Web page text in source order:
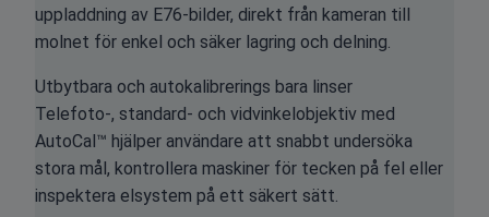
uppladdning av E76-bilder, direkt från kameran till
molnet för enkel och säker lagring och delning.
Utbytbara och autokalibrerings bara linser
Telefoto-, standard- och vidvinkelobjektiv med
AutoCal™ hjälper användare att snabbt undersöka
stora mål, kontrollera maskiner för tecken på fel eller
inspektera elsystem på ett säkert sätt.